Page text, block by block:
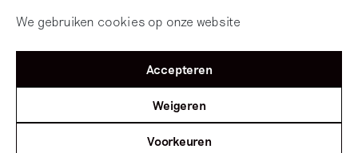
We gebruiken cookies op onze website
Accepteren
Weigeren
Voorkeuren
Gerda van de Glind bespreekt
met leerlingen van basisscholen
door heel het land hedendaagse